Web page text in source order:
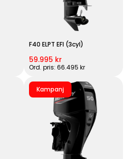
F40 ELPT EFI (3cyl)
59.995 kr
Ord. pris: 66.495 kr
Kampanj